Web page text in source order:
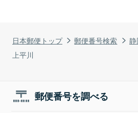
日本郵便トップ 郵便番号検索
上平川
郵便番号を調べる